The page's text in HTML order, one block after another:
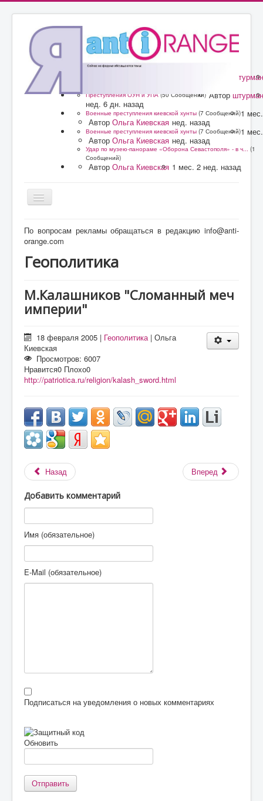
штурман
Преступления ОУН и УПА (50 Сообщений) Автор штурман
нед. 6 дн. назад
Военные преступления киевской хунты (7 Сообщений)
Автор Ольга Киевская
1
нед. назад
Военные преступления киевской хунты (7 Сообщений)
Автор Ольга Киевская
1
нед. назад
Удар по музею-панораме «Оборона Севастополя» - в ч...
(1
Сообщений)
Автор Ольга Киевская 1 мес. 2 нед. назад
Форум
О проекте
Литература
По вопросам рекламы обращаться в редакцию info@anti-
orange.com
Геополитика
М.Калашников "Сломанный меч
империи"
18 февраля 2005 | Геополитика |Ольга
Киевская
Просмотров: 6007
Нравится0 Плохо0
http://patriotica.ru/religion/kalash_sword.html
Назад Вперед
Добавить комментарий
Имя (обязательное)
E-Mail (обязательное)
Подписаться на уведомления о новых комментариях
Обновить
Отправить